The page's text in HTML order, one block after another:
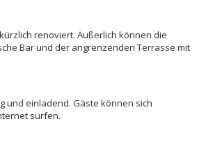
renoviert. Äußerlich können die
Bar und der angrenzenden Terrasse mit
und einladend. Gäste können sich
surfen.